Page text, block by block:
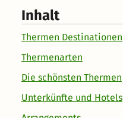
Inhalt
Thermen Destinationen
Thermenarten
Die schönsten Thermen
Unterkünfte und Hotels